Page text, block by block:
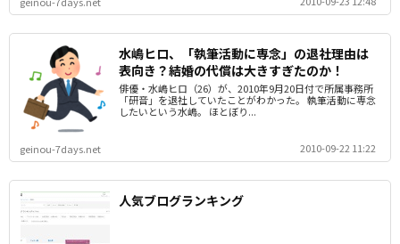
水嶋ヒロ、「執筆活動に専念」の退社理由は
表向き？結婚の代償は大きすぎたのか！
俳優・水嶋ヒロ（26）が、2010年9月20日付で所属事務所
「研音」を退社していたことがわかった。 執筆活動に専念
したいという水嶋。 ほとぼり...
geinou-7days.net 2010-09-22 11:22
人気ブログランキング